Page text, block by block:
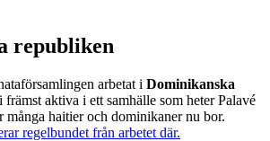
republiken
arbetat i Dominikanska
främst aktiva i ett samhälle som heter Palavé
många haitier och dominikaner nu bor.
regelbundet från arbetet där.